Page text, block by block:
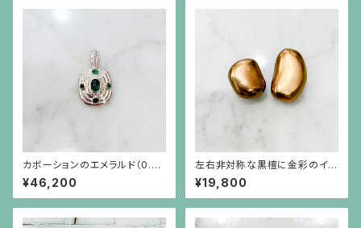
カボーションのエメラルド（0.82
ct）を4つの小さなエメラルドが
取り巻くシルバーペンダント（チ
ェーン別）
¥46,200
左右非対称な黒檀に金彩のイヤ
リング
¥19,800